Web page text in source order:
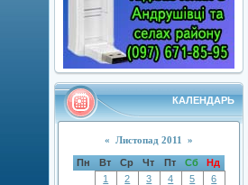
КАЛЕНДАРЬ
« Листопад 2011 »
Пн Вт Ср Чт Пт Сб
Нд
1
2 3 4 5
6